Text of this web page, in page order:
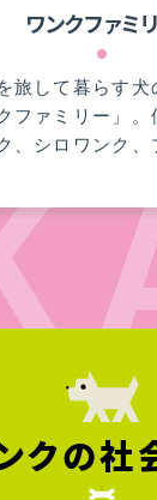
ワンクファミ
旅して暮らす犬
ファミリー」
、シロワンク、
クの社